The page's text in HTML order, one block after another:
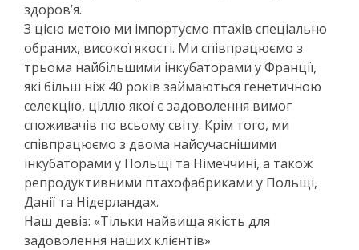
здоров’я.
З цією метою ми імпортуємо птахів спеціально
обраних, високої якості. Ми співпрацюємо з
трьома найбільшими інкубаторами у Франції,
які більш ніж 40 років займаються генетичною
селекцію, ціллю якої є задоволення вимог
споживачів по всьому світу. Крім того, ми
співпрацюємо з двома найсучаснішими
інкубаторами у Польщі та Німеччині, а також
репродуктивними птахофабриками у Польщі,
Данії та Нідерландах.
Наш девіз: «Тільки найвища якість для
задоволення наших клієнтів»